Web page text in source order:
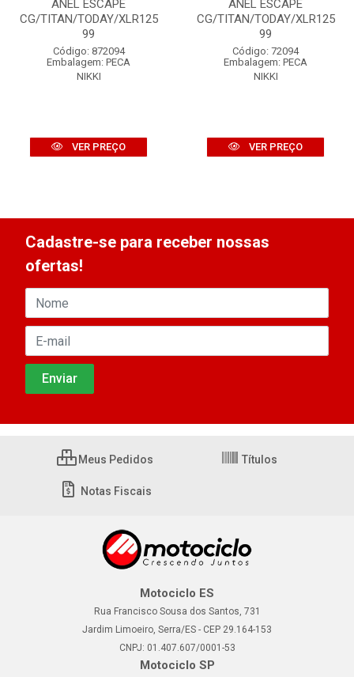
ANEL ESCAPE
CG/TITAN/TODAY/XLR125
99
Código: 872094
Embalagem: PECA
NIKKI
VER PREÇO
ANEL ESCAPE
CG/TITAN/TODAY/XLR125
99
Código: 72094
Embalagem: PECA
NIKKI
VER PREÇO
Cadastre-se para receber nossas
ofertas!
Meus Pedidos Títulos
Notas Fiscais
Motociclo ES
Rua Francisco Sousa dos Santos, 731
Jardim Limoeiro, Serra/ES - CEP 29.164-153
CNPJ: 01.407.607/0001-53
Motociclo SP